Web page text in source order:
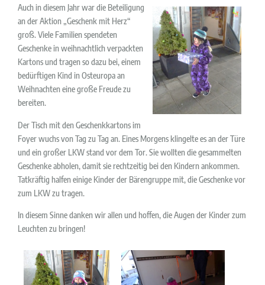
Auch in diesem Jahr war die Beteiligung
an der Aktion „Geschenk mit Herz“
groß. Viele Familien spendeten
Geschenke in weihnachtlich verpackten
Kartons und tragen so dazu bei, einem
bedürftigen Kind in Osteuropa an
Weihnachten eine große Freude zu
bereiten.
Der Tisch mit den Geschenkkartons im
Foyer wuchs von Tag zu Tag an. Eines Morgens klingelte es an der Türe
und ein großer LKW stand vor dem Tor. Sie wollten die gesammelten
Geschenke abholen, damit sie rechtzeitig bei den Kindern ankommen.
Tatkräftig halfen einige Kinder der Bärengruppe mit, die Geschenke vor
zum LKW zu tragen.
In diesem Sinne danken wir allen und hoffen, die Augen der Kinder zum
Leuchten zu bringen!